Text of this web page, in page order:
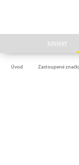
NOVINKY
Úvod Zastoupené